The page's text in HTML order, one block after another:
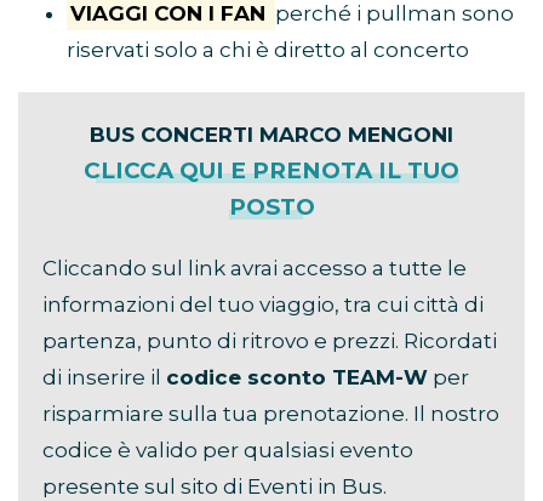
VIAGGI CON I FAN perché i pullman sono
riservati solo a chi è diretto al concerto
BUS CONCERTI MARCO MENGONI
CLICCA QUI E PRENOTA IL TUO
POSTO
Cliccando sul link avrai accesso a tutte le
informazioni del tuo viaggio, tra cui città di
partenza, punto di ritrovo e prezzi. Ricordati
di inserire il codice sconto TEAM-W per
risparmiare sulla tua prenotazione. Il nostro
codice è valido per qualsiasi evento
presente sul sito di Eventi in Bus.